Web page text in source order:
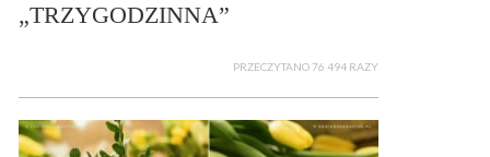
„TRZYGODZINNA”
PRZECZYTANO 76 494 RAZY